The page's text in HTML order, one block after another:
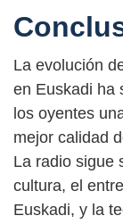
La evolución
en Euskadi ha
los oyentes
mejor calidad
La radio sigue
cultura, el
Euskadi, y la